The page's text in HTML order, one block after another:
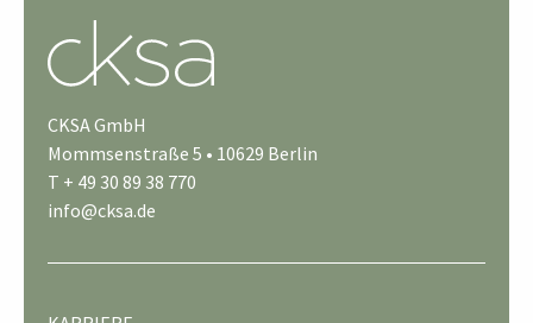
CKSA GmbH
Mommsenstraße 5 • 10629 Berlin
T + 49 30 89 38 770
info@cksa.de